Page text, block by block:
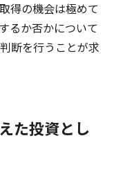
得の機会は極めて
るか否かについて
断を行うことが求
た投資とし